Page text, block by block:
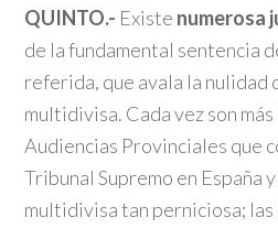
QUINTO.- Existe numerosa
de la fundamental sentencia
referida, que avala la nulidad
multidivisa. Cada vez son
Audiencias Provinciales que
Tribunal Supremo en España
multidivisa tan perniciosa; las